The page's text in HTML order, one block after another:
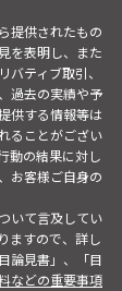
提供されたもの
を表明し、また
ティブ取引、
過去の実績や予
供する情報等は
ることがござい
動の結果に対し
お客様ご自身の
いて言及してい
ますので、詳し
論見書」、「目
などの重要事項